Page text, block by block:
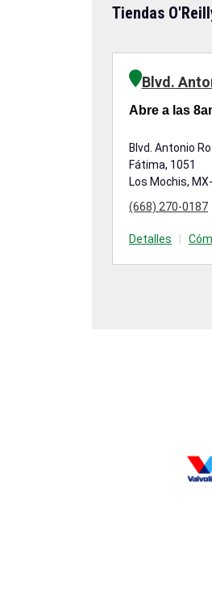
Tiendas
Blvd.
Abre a las
Blvd. Antonio
Fátima, 1051
Los Mochis,
(668) 270-0187
Detalles